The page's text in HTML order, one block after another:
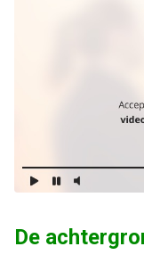
De